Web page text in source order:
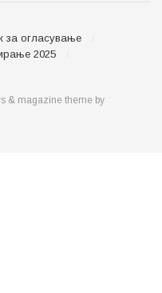
за огласување
2025
& magazine theme by